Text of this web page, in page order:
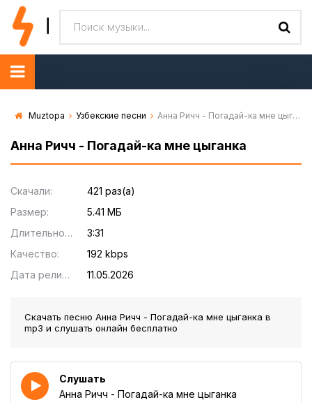
Muztopa Узбекские песни Анна Ричч - Погадай-ка мне цыганка
Анна Ричч - Погадай-ка мне цыганка
Скачали:
421 раз(а)
Размер:
5.41 МБ
Длительность:
3:31
Качество:
192 kbps
Дата релиза:
11.05.2026
Скачать песню Анна Ричч - Погадай-ка мне цыганка в
mp3 и слушать онлайн бесплатно
Слушать
Анна Ричч - Погадай-ка мне цыганка